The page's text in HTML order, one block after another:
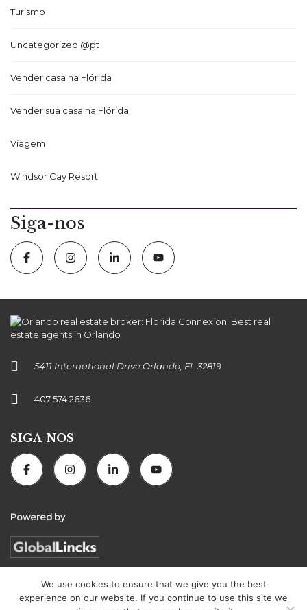
Turismo
Uncategorized @pt
Vender casa na Flórida
Vender sua casa na Flórida
Viagem
Windsor Cay Resort
Siga-nos
5411 International Drive Orlando, FL 32819
407 574 2636
SIGA-NOS
Powered by
Florida Connexion Properties | All rights reserved
We use cookies to ensure that we give you the best
experience on our website. If you continue to use this site we